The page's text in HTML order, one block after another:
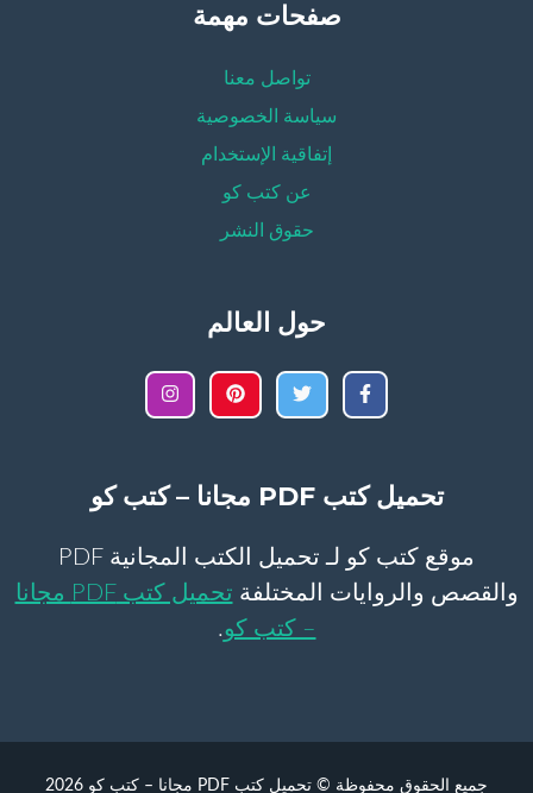
صفحات مهمة
تواصل معنا
سياسة الخصوصية
إتفاقية الإستخدام
عن كتب كو
حقوق النشر
حول العالم
تحميل كتب PDF مجانا – كتب كو
موقع كتب كو لـ تحميل الكتب المجانية PDF
والقصص والروايات المختلفة
تحميل كتب PDF مجانا
– كتب كو.
جميع الحقوق محفوظة © تحميل كتب PDF مجانا – كتب كو 2026